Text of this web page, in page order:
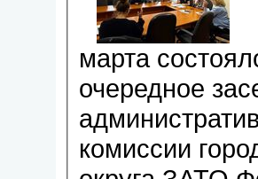
марта
очередное
комиссии